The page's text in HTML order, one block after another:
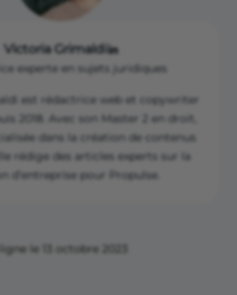
Victoria Grimaldi
experte en sujets juridiques
est rédactrice web et copywriter
2018. Avec son Master 2 en droit,
dans la création de contenus
rédige des articles experts sur la
d’entreprise pour Propulse.
le 13 octobre 2023